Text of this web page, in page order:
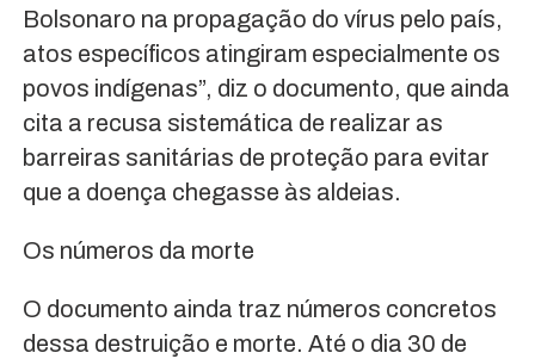
Bolsonaro na propagação do vírus pelo país,
atos específicos atingiram especialmente os
povos indígenas”, diz o documento, que ainda
cita a recusa sistemática de realizar as
barreiras sanitárias de proteção para evitar
que a doença chegasse às aldeias.
Os números da morte
O documento ainda traz números concretos
dessa destruição e morte. Até o dia 30 de